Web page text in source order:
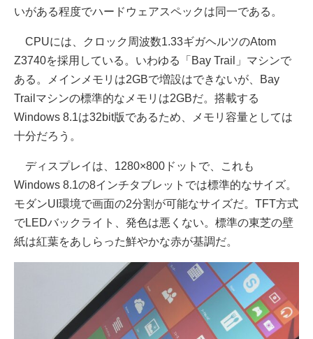
いがある程度でハードウェアスペックは同一である。
CPUには、クロック周波数1.33ギガヘルツのAtom
Z3740を採用している。いわゆる「Bay Trail」マシンで
ある。メインメモリは2GBで増設はできないが、Bay
Trailマシンの標準的なメモリは2GBだ。搭載する
Windows 8.1は32bit版であるため、メモリ容量としては
十分だろう。
ディスプレイは、1280×800ドットで、これも
Windows 8.1の8インチタブレットでは標準的なサイズ。
モダンUI環境で画面の2分割が可能なサイズだ。TFT方式
でLEDバックライト、発色は悪くない。標準の東芝の壁
紙は紅葉をあしらった鮮やかな赤が基調だ。